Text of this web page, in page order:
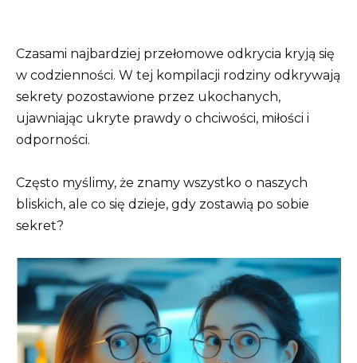
Czasami najbardziej przełomowe odkrycia kryją się
w codzienności. W tej kompilacji rodziny odkrywają
sekrety pozostawione przez ukochanych,
ujawniając ukryte prawdy o chciwości, miłości i
odporności.
Często myślimy, że znamy wszystko o naszych
bliskich, ale co się dzieje, gdy zostawią po sobie
sekret?